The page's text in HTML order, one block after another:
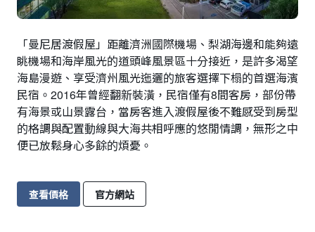
「曼尼居渡假屋」距離濟洲國際機場、梨湖海邊和能夠遠
眺機場和海岸風光的道頭峰風景區十分接近，是許多渴望
海島漫遊、享受濟州風光迤邐的旅客選擇下榻的首選海濱
民宿。2016年曾經翻新裝潢，民宿僅有8間客房，部份帶
有海景或山景露台，當房客進入渡假屋後不難感受到房型
的格調與配置動線與大海共相呼應的悠閒情調，無形之中
便已放鬆身心多餘的煩憂。
查看價格 官方網站